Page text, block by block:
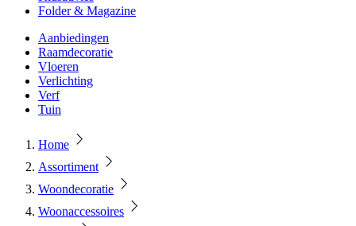
Folder & Magazine
Aanbiedingen
Raamdecoratie
Vloeren
Verlichting
Verf
Tuin
Home
Assortiment
Woondecoratie
Woonaccessoires